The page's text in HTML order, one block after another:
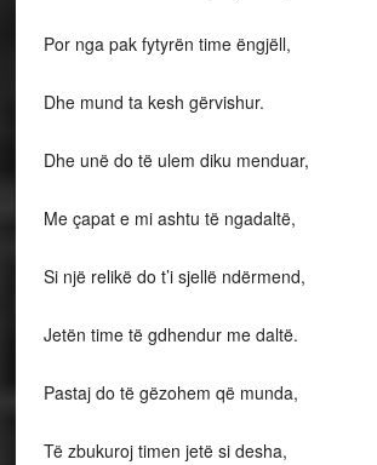
Por nga pak fytyrën time ëngjëll,
Dhe mund ta kesh gërvishur.
Dhe unë do të ulem diku menduar,
Me çapat e mi ashtu të ngadaltë,
Si një relikë do t’i sjellë ndërmend,
Jetën time të gdhendur me daltë.
Pastaj do të gëzohem që munda,
Të zbukuroj timen jetë si desha,